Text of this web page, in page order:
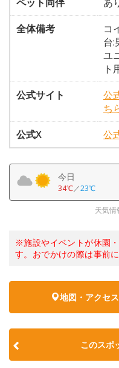
全体備考
コ
台:
ユ
ト
公式サイト
公
ち
公式X
公
今日
34℃／23℃
天気
※施設やイベントが休園
す。おでかけの際は事前
地図・アクセ
このスポ